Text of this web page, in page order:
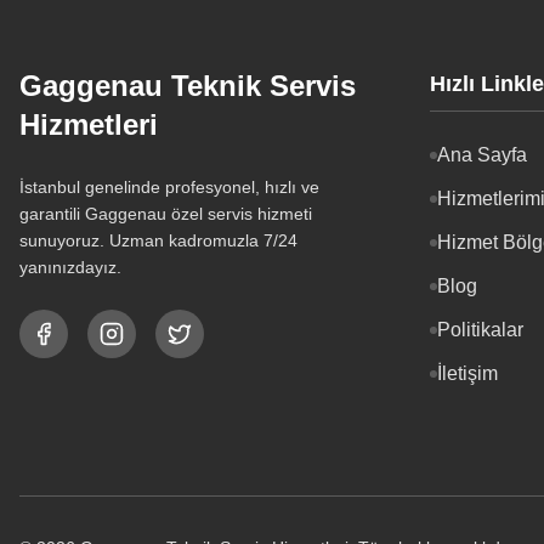
Gaggenau Teknik Servis
Hizmetleri
İstanbul genelinde profesyonel, hızlı ve
garantili Gaggenau özel servis hizmeti
sunuyoruz. Uzman kadromuzla 7/24
yanınızdayız.
Hızlı
Ana Sayfa
Hizmet
Blog
Politikalar
İletişim